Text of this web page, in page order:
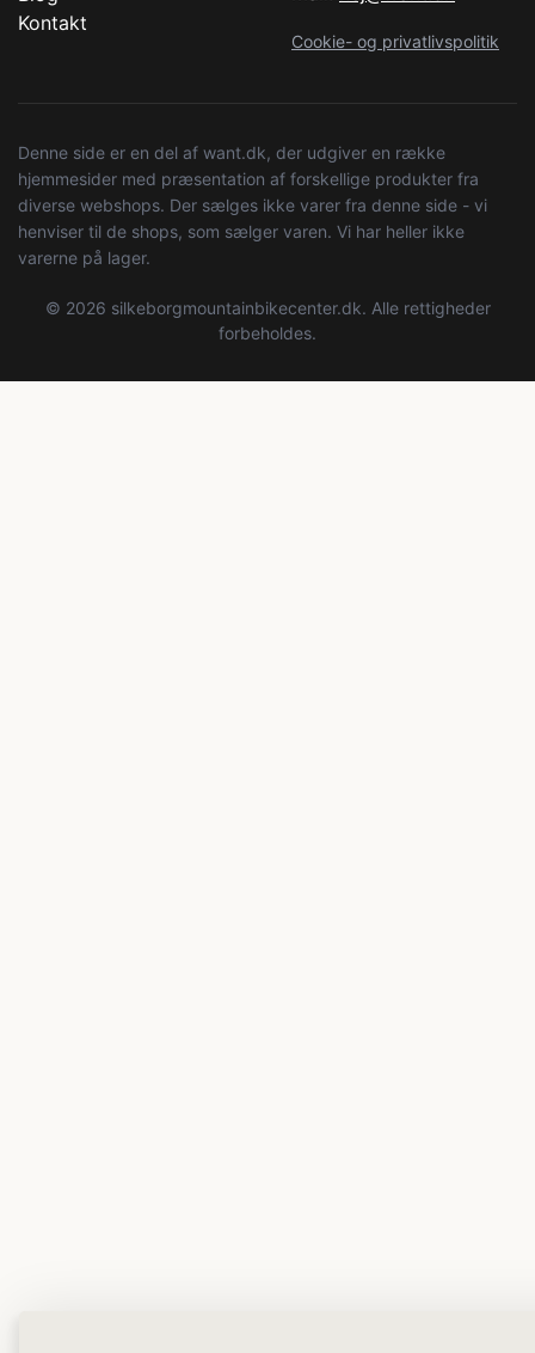
Kontakt
Cookie- og privatlivspolitik
Denne side er en del af want.dk, der udgiver en række
hjemmesider med præsentation af forskellige produkter fra
diverse webshops. Der sælges ikke varer fra denne side - vi
henviser til de shops, som sælger varen. Vi har heller ikke
varerne på lager.
© 2026 silkeborgmountainbikecenter.dk. Alle rettigheder
forbeholdes.